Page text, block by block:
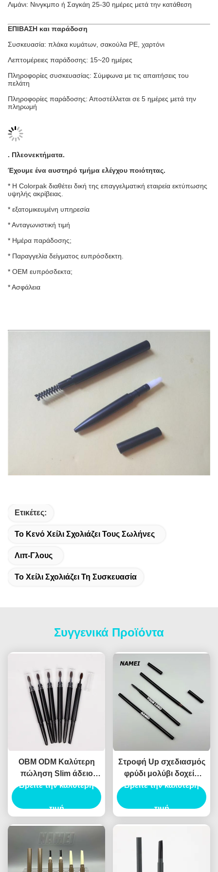
Λιμάνι: Νινγκμπο ή Σαγκάη 25-30 ημέρες μετά την κατάθεση
ΕΠΙΒΑΣΗ και παράδοση
Συσκευασία: πλάκα κυμάτων, σακούλα PE, χαρτόνι
Λεπτομέρειες παράδοσης: 15~20 ημέρες
Πληροφορίες συσκευασίας: Σύμφωνα με τις απαιτήσεις του
πελάτη
Πληροφορίες παράδοσης: Αποστέλλεται σε 5 ημέρες μετά την
πληρωμή
. Πλεονεκτήματα.
Έχουμε ένα αυστηρό τμήμα ελέγχου ποιότητας.
* Η Colorpak διαθέτει δική της επαγγελματική εταιρεία εκτύπωσης
υψηλής ακρίβειας.
* εξατομικευμένη υπηρεσία
* Ανταγωνιστική τιμή
* Ημέρα παράδοσης;
* Παραγγελία δείγματος ευπρόσδεκτη.
* OEM ευπρόσδεκτα;
* Ασφάλεια
Ετικέτες:
Το Κενό Χείλι Σχολιάζει Τους Σωλήνες
Λιπ-Γλους
Το Χείλι Σχολιάζει Τη Συσκευασία
Συγγενικά Προϊόντα
OBM ODM Καλύτερη
πώληση Slim άδειο
μολύβι φρύδι
Βρείτε την καλύτερη
τιμή
Στροφή Up σχεδιασμός
φρύδι μολύβι δοχείο
ABS υλικό αυτόματο
Βρείτε την καλύτερη
τιμή